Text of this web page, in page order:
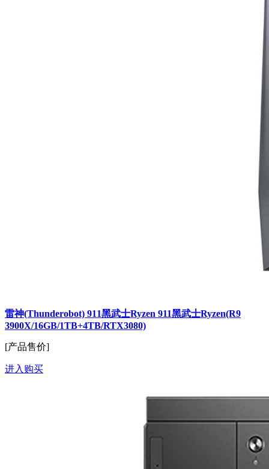
雷神(Thunderobot) 911黑武士Ryzen 911黑武士Ryzen(R9
3900X/16GB/1TB+4TB/RTX3080)
[产品售价]
进入购买